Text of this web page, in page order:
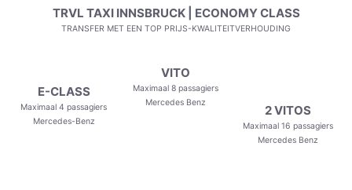
TRVL TAXI INNSBRUCK | ECONOMY CLASS
TRANSFER MET EEN TOP PRIJS-KWALITEITVERHOUDING
E-CLASS
Maximaal 4 passagiers
Mercedes-Benz
VITO
Maximaal 8 passagiers
Mercedes Benz
2 VITOS
Maximaal 16 passagiers
Mercedes Benz